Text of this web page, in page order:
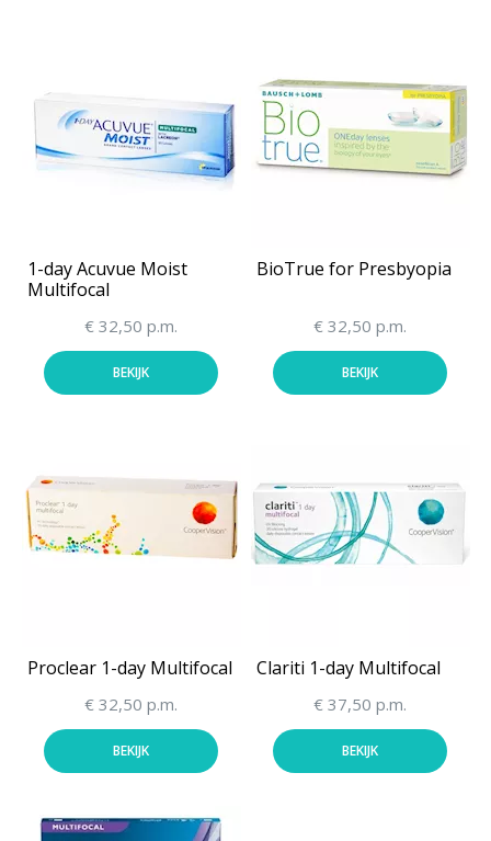
1-day Acuvue Moist
Multifocal
€ 32,50 p.m.
BEKIJK
BioTrue for Presbyopia
€ 32,50 p.m.
BEKIJK
Proclear 1-day Multifocal
€ 32,50 p.m.
BEKIJK
Clariti 1-day Multifocal
€ 37,50 p.m.
BEKIJK